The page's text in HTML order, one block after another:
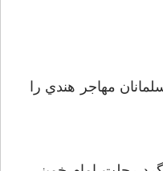
مهاجر هندي را